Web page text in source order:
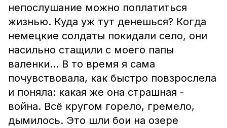
непослушание можно поплатиться
жизнью. Куда уж тут денешься? Когда
немецкие солдаты покидали село, они
насильно стащили с моего папы
валенки… В то время я сама
почувствовала, как быстро повзрослела
и поняла: какая же она страшная -
война. Всё кругом горело, гремело,
дымилось. Это шли бои на озере